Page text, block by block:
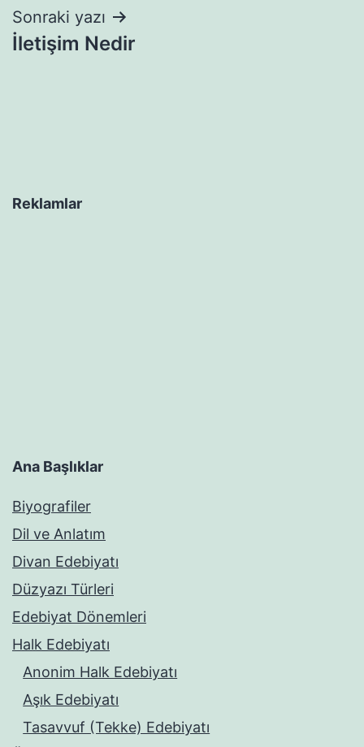
Sonraki yazı
İletişim Nedir
Reklamlar
Ana Başlıklar
Biyografiler
Dil ve Anlatım
Divan Edebiyatı
Düzyazı Türleri
Edebiyat Dönemleri
Halk Edebiyatı
Anonim Halk Edebiyatı
Aşık Edebiyatı
Tasavvuf (Tekke) Edebiyatı